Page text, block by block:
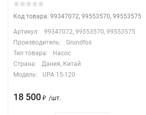
Код товара: 99347072, 99553570, 99553575
Артикул:
99347072, 99553570, 99553575
Производитель:
Grundfos
Тип товара:
Насос
Страна:
Дания, Китай
Модель:
UPA 15-120
18 500 ₽ /шт.